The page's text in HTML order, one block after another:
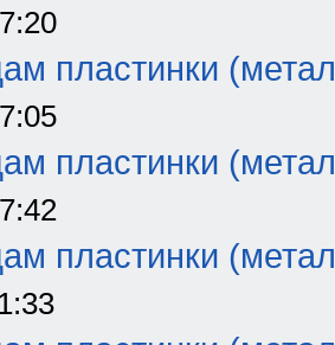
пластинки
пластинки
пластинки